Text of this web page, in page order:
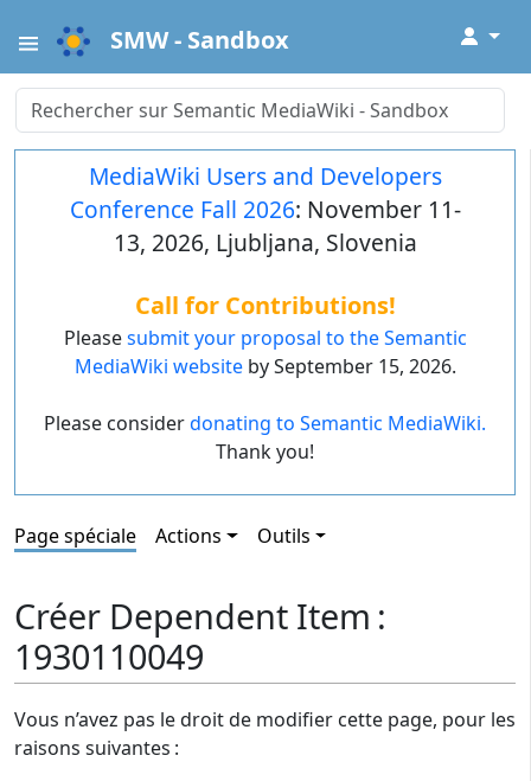
SMW - Sandbox ↓
MediaWiki Users and Developers
Conference Fall 2026: November 11-
13, 2026, Ljubljana, Slovenia
Call for Contributions!
Pleasesubmit your proposal to the Semantic
MediaWiki websiteby September 15, 2026.
Please considerdonating to Semantic MediaWiki.
Thank you!
Page spéciale Actions Outils
Créer Dependent Item :
1930110049
Vous n’avez pas le droit de modifier cette page, pour les
raisons suivantes :